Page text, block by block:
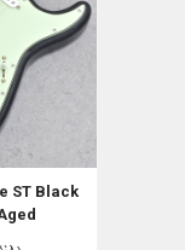
ST Black